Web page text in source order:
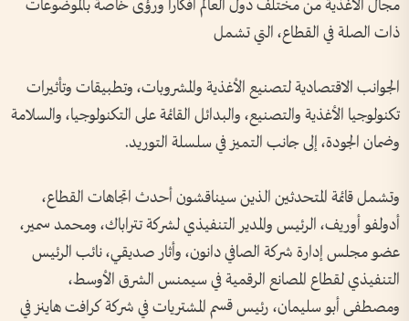
مجال الأغذية من مختلف دول العالم أفكاراً ورؤى خاصة بالموضوعات
ذات الصلة في القطاع، التي تشمل
الجوانب الاقتصادية لتصنيع الأغذية والمشروبات، وتطبيقات وتأثيرات
تكنولوجيا الأغذية والتصنيع، والبدائل القائمة على التكنولوجيا، والسلامة
وضمان الجودة، إلى جانب التميز في سلسلة التوريد.
وتشمل قائمة المتحدثين الذين سيناقشون أحدث اتجاهات القطاع،
أدولفو أوريف، الرئيس والمدير التنفيذي لشركة تتراباك، ومحمد سمير،
عضو مجلس إدارة شركة الصافي دانون، وأثار صديقي، نائب الرئيس
التنفيذي لقطاع المصانع الرقمية في سيمنس الشرق الأوسط،
ومصطفى أبو سليمان، رئيس قسم المشتريات في شركة كرافت هاينز في